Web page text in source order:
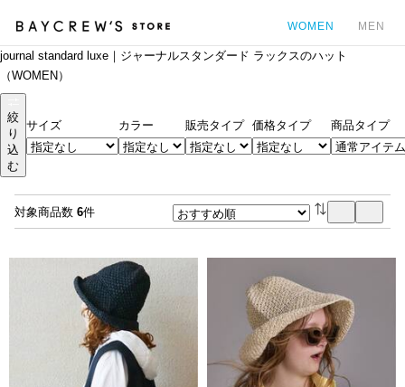
WOMEN MEN
journal standard luxe｜ジャーナルスタンダード ラックスのハット
（WOMEN）
絞
り
込
む
サイズ カラー 販売タイプ 価格タイプ 商品タイプ
対象商品数 6件